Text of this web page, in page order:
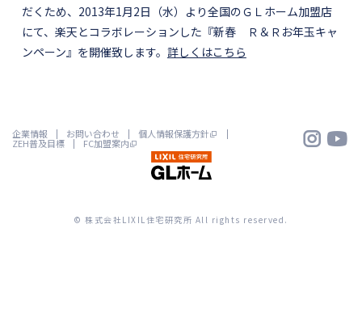
だくため、2013年1月2日（水）より全国のＧＬホーム加盟店
にて、楽天とコラボレーションした『新春 Ｒ＆Ｒお年玉キャ
ンペーン』を開催致します。 詳しくはこちら
 
企業情報 お問い合わせ 個人情報保護方針
ZEH普及目標 FC加盟案内
© 株式会社LIXIL住宅研究所 All rights reserved.